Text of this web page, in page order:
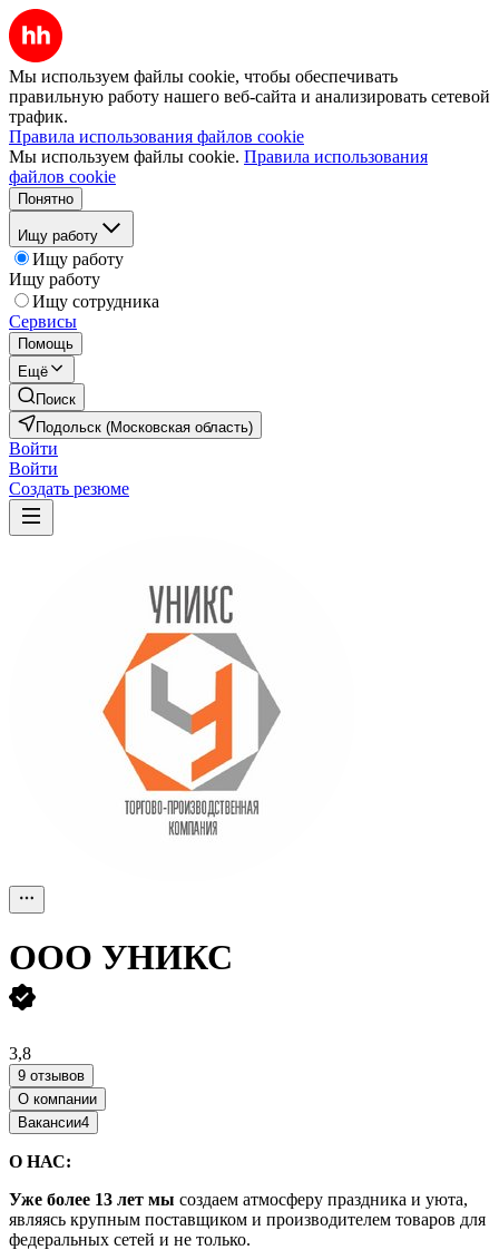
Мы используем файлы cookie, чтобы обеспечивать
правильную работу нашего веб-сайта и анализировать сетевой
трафик.
Правила использования файлов cookie
Мы используем файлы cookie. Правила использования
файлов cookie
Понятно
Ищу работу
Ищу работу
Ищу работу
Ищу сотрудника
Сервисы
Помощь
Ещё
Поиск
Подольск (Московская область)
Войти
Войти
Создать резюме
ООО УНИКС
3,8
9 отзывов
О компании
Вакансии4
О НАС:
Уже более 13 лет мы создаем атмосферу праздника и уюта,
являясь крупным поставщиком и производителем товаров для
федеральных сетей и не только.